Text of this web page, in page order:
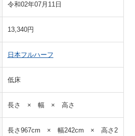
令和02年07月11日
13,340円
日本フルハーフ
低床
長さ × 幅 × 高さ
長さ967cm × 幅242cm × 高さ2